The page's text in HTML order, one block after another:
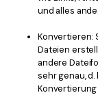
und alles
Konvertieren:
Dateien
andere
sehr genau,
Konvertierung